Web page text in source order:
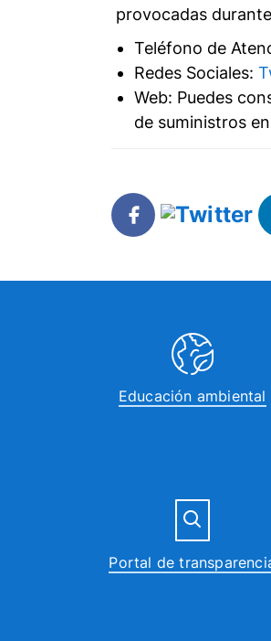
provocadas
Teléfono de
Redes Sociales:
Web: Puedes
de suministros
Educación ambiental
Portal de